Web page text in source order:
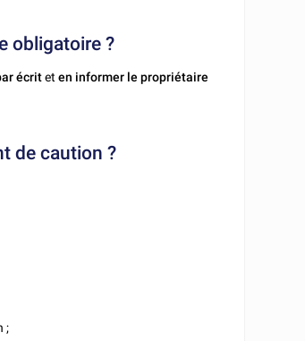
obligatoire ?
écriteten informer le propriétaire
de caution ?
;